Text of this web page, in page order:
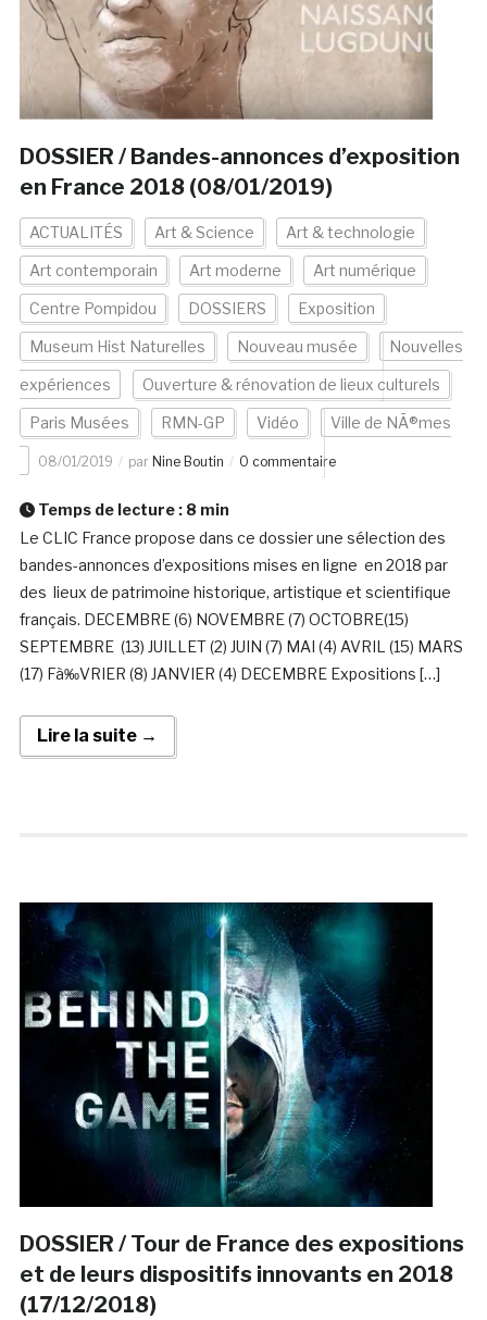
DOSSIER / Bandes-annonces d’exposition
en France 2018 (08/01/2019)
ACTUALITÉS Art & Science Art & technologie
Art contemporain Art moderne Art numérique
Centre Pompidou DOSSIERS Exposition
Museum Hist Naturelles Nouveau musée Nouvelles
expériences Ouverture & rénovation de lieux culturels
Paris Musées RMN-GP Vidéo Ville de NÃ®mes
08/01/2019 par Nine Boutin 0 commentaire
Temps de lecture : 8 min
Le CLIC France propose dans ce dossier une sélection des
bandes-annonces d’expositions mises en ligne en 2018 par
des lieux de patrimoine historique, artistique et scientifique
français. DECEMBRE (6) NOVEMBRE (7) OCTOBRE(15)
SEPTEMBRE (13) JUILLET (2) JUIN (7) MAI (4) AVRIL (15) MARS
(17) Fà‰VRIER (8) JANVIER (4) DECEMBRE Expositions […]
Lire la suite →
DOSSIER / Tour de France des expositions
et de leurs dispositifs innovants en 2018
(17/12/2018)